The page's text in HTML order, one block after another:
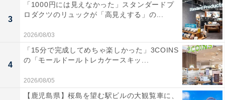
ル・グラウンド・コンストラクション」と呼ばれる独自
の制振構造を採用し、電源トランスをフット近くに配置
して振動を外部に逃がしつつ、ドライブメカをシャーシ
中央部に低重心で配置してディスク回転の振動を効果的
に吸収しています。
VGP殿堂入りという実績
3
「1000円には見えなかった」スタンダードプ
ロダクツのリュックが「高見えする」の...
2026/08/03
4
「15分で完成してめちゃ楽しかった」3COINS
の「モールドールトレカケースキッ...
2026/08/05
【鹿児島県】桜島を望む駅ビルの大観覧車に、